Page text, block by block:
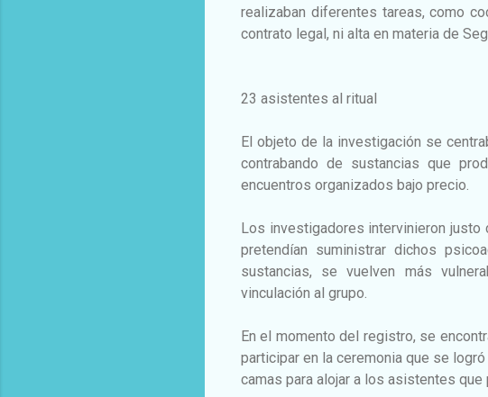
realizaban diferentes tareas, como
contrato legal, ni alta en materia de
23 asistentes al ritual
El objeto de la investigación se
contrabando de sustancias que
encuentros organizados bajo precio.
Los investigadores intervinieron justo
pretendían suministrar dichos
sustancias, se vuelven más
vinculación al grupo.
En el momento del registro, se
participar en la ceremonia que se
camas para alojar a los asistentes